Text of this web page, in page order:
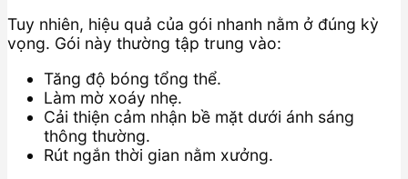
Tuy nhiên, hiệu quả của gói nhanh nằm ở đúng kỳ
vọng. Gói này thường tập trung vào:
Tăng độ bóng tổng thể.
Làm mờ xoáy nhẹ.
Cải thiện cảm nhận bề mặt dưới ánh sáng
thông thường.
Rút ngắn thời gian nằm xưởng.